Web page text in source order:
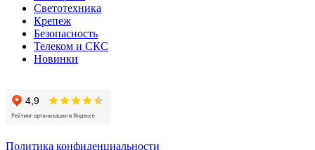
Светотехника
Крепеж
Безопасность
Телеком и СКС
Новинки
Политика конфиденциальности